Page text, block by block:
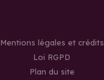
Mentions légales et crédits
Loi RGPD
Plan du site